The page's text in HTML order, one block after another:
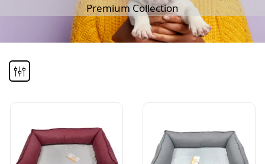
Premium Collection